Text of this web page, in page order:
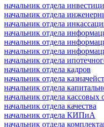
начальник отдела
начальник отдела
начальник отдела
начальник отдела
начальник отдела
начальник отдела
начальник отдела
начальник отдела кадров
начальник отдела
начальник отдела
начальник отдела кассовых
начальник отдела качества
начальник отдела КИПиА
начальник отдела